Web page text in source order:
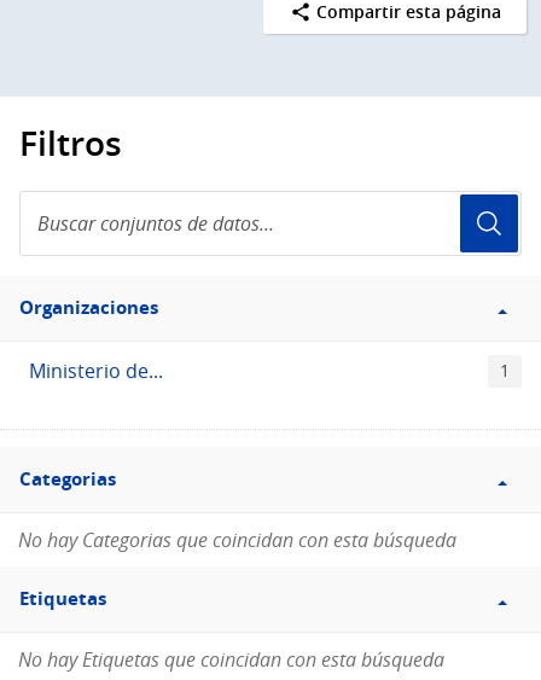
Compartir esta página
Filtros
conjuntos
de
Filtro
Organizaciones
Organizaciones
Ministerio de... 1
Filtro
Categorias
Categorias
No hay Categorias que coincidan con esta búsqueda
Filtro
Etiquetas
Etiquetas
No hay Etiquetas que coincidan con esta búsqueda